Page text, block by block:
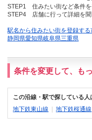
STEP1 住みたい街など条件
STEP4 店舗に行って詳細を聞
駅名から住みたい街を登録する
静岡県愛知県岐阜県三重県
条件を変更して、も
この沿線・駅で探している
地下鉄東山線
地下鉄桜通線